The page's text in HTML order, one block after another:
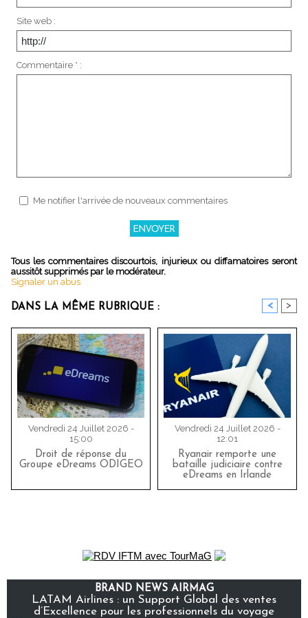
Site web :
Commentaire * :
Me notifier l'arrivée de nouveaux commentaires
Tous les commentaires discourtois, injurieux ou diffamatoires seront
aussitôt supprimés par le modérateur.
Signaler un abus
DANS LA MÊME RUBRIQUE : < >
Vendredi 24 Juillet 2026 -
15:00
Droit de réponse du
Groupe eDreams ODIGEO
Vendredi 24 Juillet 2026 -
12:01
Ryanair remporte une
bataille judiciaire contre
eDreams en Irlande
BRAND NEWS AIRMAG
LATAM Airlines : un Support Global des ventes
d’Excellence pour les professionnels du voyage